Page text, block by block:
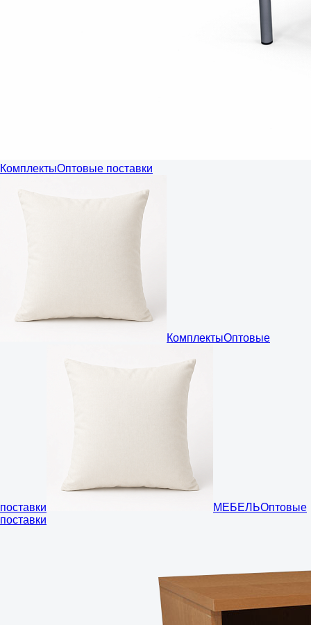
КомплектыОптовые поставки
КомплектыОптовые
поставки МЕБЕЛЬОптовые
поставки